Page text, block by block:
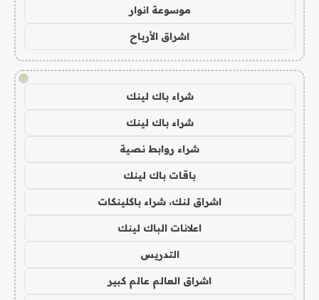
موسوعة انوار
اشراق الأرباح
!
شراء باك لينك
شراء باك لينك
شراء روابط نصية
باقات باك لينك
اشراق لنك، شراء باكلينكات
اعلانات الباك لينك
التدريس
اشراق العالم عالم كبير